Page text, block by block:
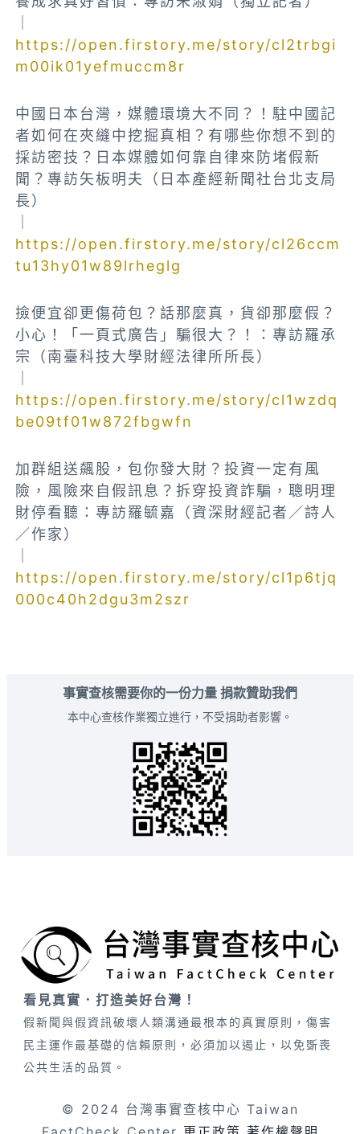
https://open.firstory.me/story/cl2trbgi
m00ik01yefmuccm8r
中國日本台灣，媒體環境大不同？！駐中國記
者如何在夾縫中挖掘真相？有哪些你想不到的
採訪密技？日本媒體如何靠自律來防堵假新
聞？專訪矢板明夫（日本產經新聞社台北支局
長）
https://open.firstory.me/story/cl26ccm
tu13hy01w89lrheglg
撿便宜卻更傷荷包？話那麼真，貨卻那麼假？
小心！「一頁式廣告」騙很大？！：專訪羅承
宗（南臺科技大學財經法律所所長）
https://open.firstory.me/story/cl1wzdq
be09tf01w872fbgwfn
加群組送飆股，包你發大財？投資一定有風
險，風險來自假訊息？拆穿投資詐騙，聰明理
財停看聽：專訪羅毓嘉（資深財經記者／詩人
／作家）
https://open.firstory.me/story/cl1p6tjq
000c40h2dgu3m2szr
事實查核需要你的一份力量 捐款贊助我們
本中心查核作業獨立進行，不受捐助者影響。
看見真實．打造美好台灣！
假新聞與假資訊破壞人類溝通最根本的真實原則，傷害
民主運作最基礎的信賴原則，必須加以遏止，以免斲喪
公共生活的品質。
© 2024 台灣事實查核中心 Taiwan